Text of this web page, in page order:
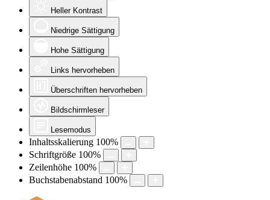
Heller Kontrast
Niedrige Sättigung
Hohe Sättigung
Links hervorheben
Überschriften hervorheben
Bildschirmleser
Lesemodus
Inhaltsskalierung 100%
Schriftgröße 100%
Zeilenhöhe 100%
Buchstabenabstand 100%